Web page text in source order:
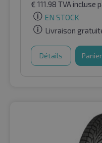
€ 111.98 TVA incluse
EN STOCK
Livraison
Détails